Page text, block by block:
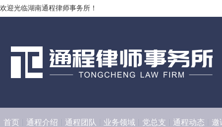
欢迎光临湖南通程律师事务所！
首页 通程介绍 通程团队 业务领域 党总支 通程动态 邀